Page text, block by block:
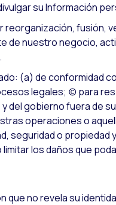
su Información
reorganización,
de nuestro negocio,
(a) de conformidad
legales; (c) para
del gobierno fuera de
operaciones o
seguridad o
los daños que
que no revela su